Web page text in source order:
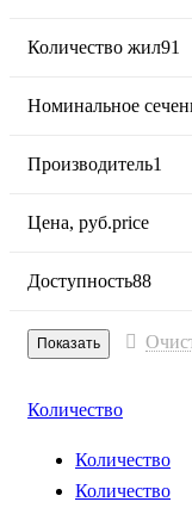
Количество жил91
Номинальное
Производитель1
Цена, руб.price
Доступность88
Количество
Количество
Количество